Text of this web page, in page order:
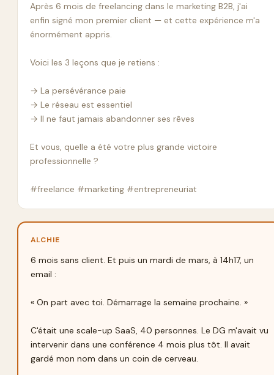
Après 6 mois de freelancing dans le marketing B2B, j'ai
enfin signé mon premier client — et cette expérience m'a
énormément appris.
Voici les 3 leçons que je retiens :
→ La persévérance paie
→ Le réseau est essentiel
→ Il ne faut jamais abandonner ses rêves
Et vous, quelle a été votre plus grande victoire
professionnelle ?
#freelance #marketing #entrepreneuriat
ALCHIE
6 mois sans client. Et puis un mardi de mars, à 14h17, un
email :
« On part avec toi. Démarrage la semaine prochaine. »
C'était une scale-up SaaS, 40 personnes. Le DG m'avait vu
intervenir dans une conférence 4 mois plus tôt. Il avait
gardé mon nom dans un coin de cerveau.